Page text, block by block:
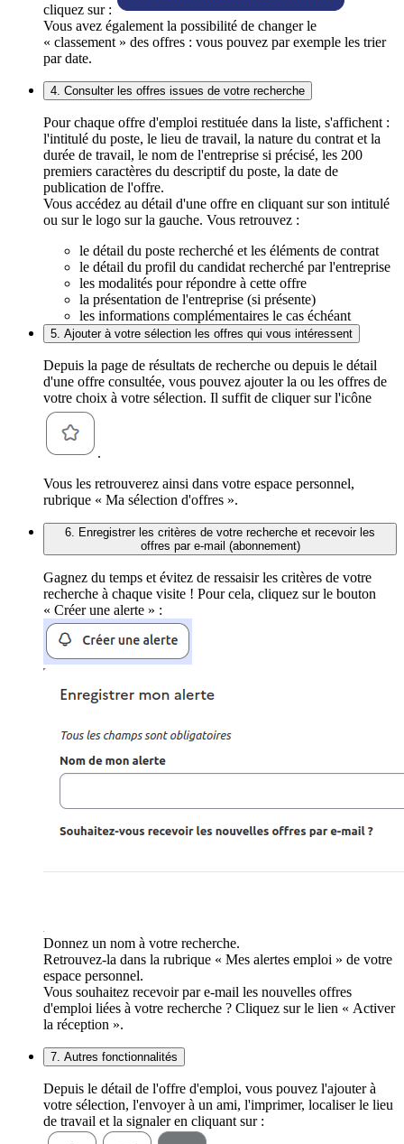
cliquez sur :
Vous avez également la possibilité de changer le
« classement » des offres : vous pouvez par exemple les trier
par date.
4. Consulter les offres issues de votre recherche
Pour chaque offre d'emploi restituée dans la liste, s'affichent :
l'intitulé du poste, le lieu de travail, la nature du contrat et la
durée de travail, le nom de l'entreprise si précisé, les 200
premiers caractères du descriptif du poste, la date de
publication de l'offre.
Vous accédez au détail d'une offre en cliquant sur son intitulé
ou sur le logo sur la gauche. Vous retrouvez :
le détail du poste recherché et les éléments de contrat
le détail du profil du candidat recherché par l'entreprise
les modalités pour répondre à cette offre
la présentation de l'entreprise (si présente)
les informations complémentaires le cas échéant
5. Ajouter à votre sélection les offres qui vous intéressent
Depuis la page de résultats de recherche ou depuis le détail
d'une offre consultée, vous pouvez ajouter la ou les offres de
votre choix à votre sélection. Il suffit de cliquer sur l'icône
.
Vous les retrouverez ainsi dans votre espace personnel,
rubrique « Ma sélection d'offres ».
6. Enregistrer les critères de votre recherche et recevoir les
offres par e-mail (abonnement)
Gagnez du temps et évitez de ressaisir les critères de votre
recherche à chaque visite ! Pour cela, cliquez sur le bouton
« Créer une alerte » :
Donnez un nom à votre recherche.
Retrouvez-la dans la rubrique « Mes alertes emploi » de votre
espace personnel.
Vous souhaitez recevoir par e-mail les nouvelles offres
d'emploi liées à votre recherche ? Cliquez sur le lien « Activer
la réception ».
7. Autres fonctionnalités
Depuis le détail de l'offre d'emploi, vous pouvez l'ajouter à
votre sélection, l'envoyer à un ami, l'imprimer, localiser le lieu
de travail et la signaler en cliquant sur :